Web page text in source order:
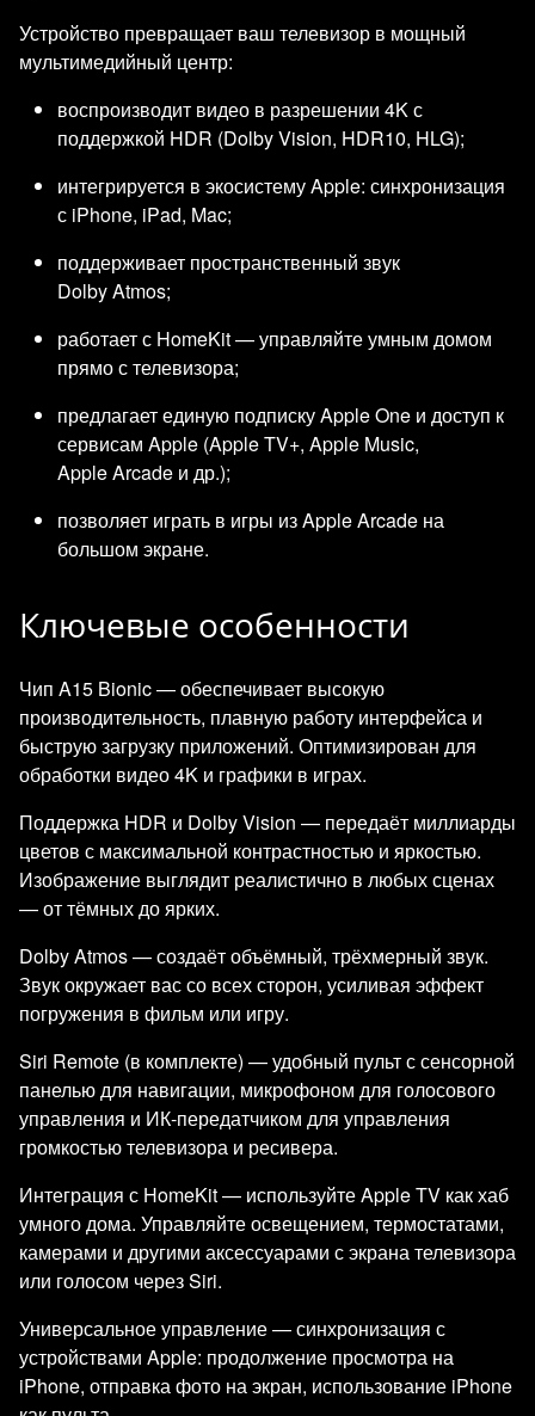
Устройство превращает ваш телевизор в мощный
мультимедийный центр:
воспроизводит видео в разрешении 4K с
поддержкой HDR (Dolby Vision, HDR10, HLG);
интегрируется в экосистему Apple: синхронизация
с iPhone, iPad, Mac;
поддерживает пространственный звук
Dolby Atmos;
работает с HomeKit — управляйте умным домом
прямо с телевизора;
предлагает единую подписку Apple One и доступ к
сервисам Apple (Apple TV+, Apple Music,
Apple Arcade и др.);
позволяет играть в игры из Apple Arcade на
большом экране.
Ключевые особенности
Чип A15 Bionic — обеспечивает высокую
производительность, плавную работу интерфейса и
быструю загрузку приложений. Оптимизирован для
обработки видео 4K и графики в играх.
Поддержка HDR и Dolby Vision — передаёт миллиарды
цветов с максимальной контрастностью и яркостью.
Изображение выглядит реалистично в любых сценах
— от тёмных до ярких.
Dolby Atmos — создаёт объёмный, трёхмерный звук.
Звук окружает вас со всех сторон, усиливая эффект
погружения в фильм или игру.
Siri Remote (в комплекте) — удобный пульт с сенсорной
панелью для навигации, микрофоном для голосового
управления и ИК‑передатчиком для управления
громкостью телевизора и ресивера.
Интеграция с HomeKit — используйте Apple TV как хаб
умного дома. Управляйте освещением, термостатами,
камерами и другими аксессуарами с экрана телевизора
или голосом через Siri.
Универсальное управление — синхронизация с
устройствами Apple: продолжение просмотра на
iPhone, отправка фото на экран, использование iPhone